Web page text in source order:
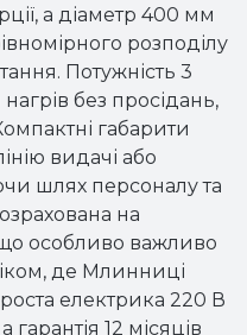
а діаметр 400 мм
розподілу
Потужність 3
без просідань,
габарити
видачі або
шлях персоналу та
на
особливо важливо
де Млинниці
електрика 220 В
12 місяців